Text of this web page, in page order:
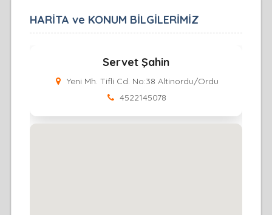
HARİTA ve KONUM BİLGİLERİMİZ
Servet Şahin
Yeni Mh. Tifli Cd. No:38 Altinordu/Ordu
4522145078